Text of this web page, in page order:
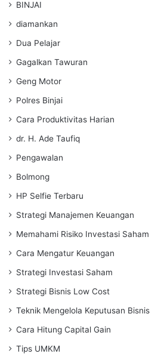
BINJAI
diamankan
Dua Pelajar
Gagalkan Tawuran
Geng Motor
Polres Binjai
Cara Produktivitas Harian
dr. H. Ade Taufiq
Pengawalan
Bolmong
HP Selfie Terbaru
Strategi Manajemen Keuangan
Memahami Risiko Investasi Saham
Cara Mengatur Keuangan
Strategi Investasi Saham
Strategi Bisnis Low Cost
Teknik Mengelola Keputusan Bisnis
Cara Hitung Capital Gain
Tips UMKM